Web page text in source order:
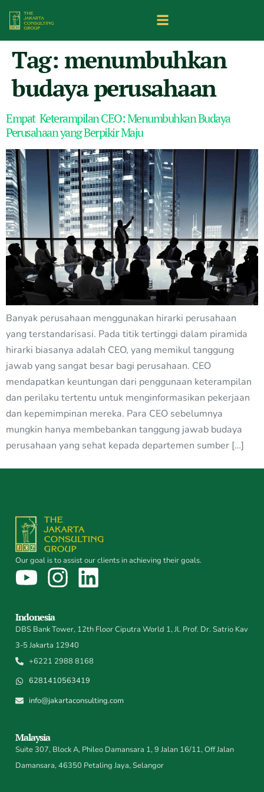
Tag: menumbuhkan
budaya perusahaan
Empat Keterampilan CEO: Menumbuhkan Budaya
Perusahaan yang Berpikir Maju
Banyak perusahaan menggunakan hirarki perusahaan
yang terstandarisasi. Pada titik tertinggi dalam piramida
hirarki biasanya adalah CEO, yang memikul tanggung
jawab yang sangat besar bagi perusahaan. CEO
mendapatkan keuntungan dari penggunaan keterampilan
dan perilaku tertentu untuk menginformasikan pekerjaan
dan kepemimpinan mereka. Para CEO sebelumnya
mungkin hanya membebankan tanggung jawab budaya
perusahaan yang sehat kepada departemen sumber […]
Our goal is to assist our clients in achieving their goals.
Indonesia
DBS Bank Tower, 12th Floor Ciputra World 1, Jl. Prof. Dr. Satrio Kav
3-5 Jakarta 12940
+6221 2988 8168
6281410563419
info@jakartaconsulting.com
Malaysia
Suite 307, Block A, Phileo Damansara 1, 9 Jalan 16/11, Off Jalan
Damansara, 46350 Petaling Jaya, Selangor